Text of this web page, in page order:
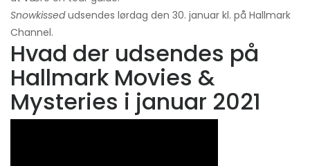
Snowkissedudsendes lørdag den 30. januar kl. på Hallmark
Channel.
Hvad der udsendes på
Hallmark Movies &
Mysteries i januar 2021